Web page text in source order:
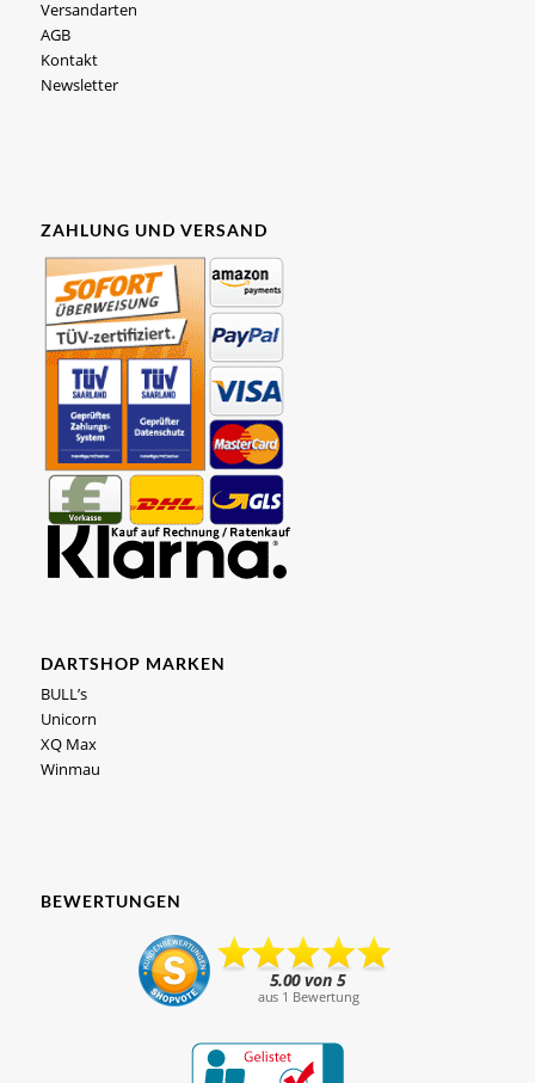
Versandarten
AGB
Kontakt
Newsletter
ZAHLUNG UND VERSAND
DARTSHOP MARKEN
BULL’s
Unicorn
XQ Max
Winmau
BEWERTUNGEN